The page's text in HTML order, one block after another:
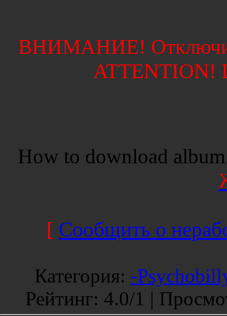
ВНИМАНИЕ!
ATTENTION!
How to download
[ Сообщить о
Категория: -
Рейтинг: 4.0/1 |